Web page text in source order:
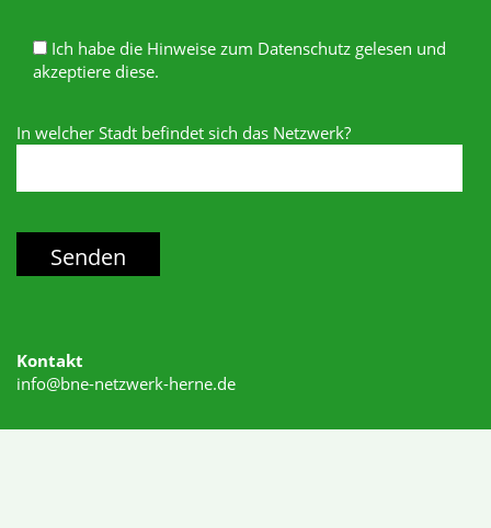
Ich habe die Hinweise zum Datenschutz gelesen und
akzeptiere diese.
In welcher Stadt befindet sich das Netzwerk?
Kontakt
info@bne-netzwerk-herne.de